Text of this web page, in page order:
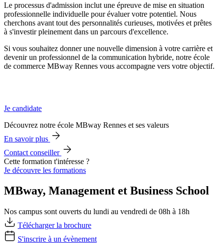
Le processus d'admission inclut une épreuve de mise en situation
professionnelle individuelle pour évaluer votre potentiel. Nous
cherchons avant tout des personnalités curieuses, motivées et prêtes
à s'investir pleinement dans un parcours d'excellence.
Si vous souhaitez donner une nouvelle dimension à votre carrière et
devenir un professionnel de la communication hybride, notre école
de commerce MBway Rennes vous accompagne vers votre objectif.
Je candidate
Découvrez notre école MBway Rennes et ses valeurs
En savoir plus
Contact conseiller
Cette formation t'intéresse ?
Je découvre les formations
MBway, Management et Business School
Nos campus sont ouverts du lundi au vendredi de 08h à 18h
Télécharger la brochure
S'inscrire à un évènement